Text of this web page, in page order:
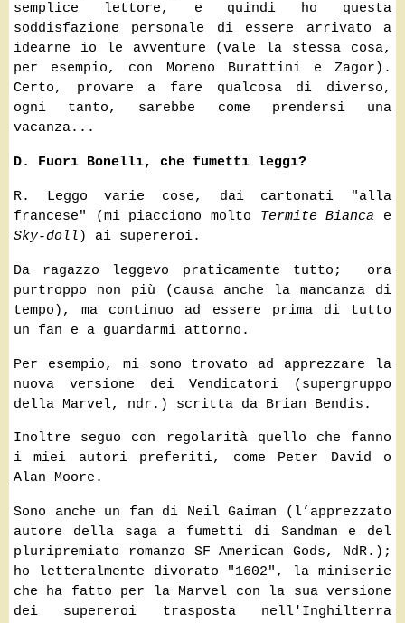
semplice lettore, e quindi ho questa
soddisfazione personale di essere arrivato a
idearne io le avventure (vale la stessa cosa,
per esempio, con Moreno Burattini e Zagor).
Certo, provare a fare qualcosa di diverso,
ogni tanto, sarebbe come prendersi una
vacanza...
D. Fuori Bonelli, che fumetti leggi?
R. Leggo varie cose, dai cartonati "alla
francese" (mi piacciono molto Termite Bianca e
Sky-doll ) ai supereroi.
Da ragazzo leggevo praticamente tutto; ora
purtroppo non più (causa anche la mancanza di
tempo), ma continuo ad essere prima di tutto
un fan e a guardarmi attorno.
Per esempio, mi sono trovato ad apprezzare la
nuova versione dei Vendicatori (supergruppo
della Marvel, ndr.) scritta da Brian Bendis.
Inoltre seguo con regolarità quello che fanno
i miei autori preferiti, come Peter David o
Alan Moore.
Sono anche un fan di Neil Gaiman (l’apprezzato
autore della saga a fumetti di Sandman e del
pluripremiato romanzo SF American Gods, NdR.);
ho letteralmente divorato "1602", la miniserie
che ha fatto per la Marvel con la sua versione
dei supereroi trasposta nell'Inghilterra